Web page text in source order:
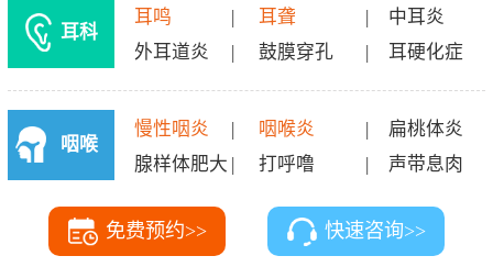
耳科
耳鸣 | 耳聋 |
中耳炎
外耳道炎
| 鼓膜穿孔 | 耳硬化症
咽喉
慢性咽炎 | 咽喉炎 |
扁桃体炎
腺样体肥大
打呼噜 声带息肉
免费预约>> 快速咨询>>